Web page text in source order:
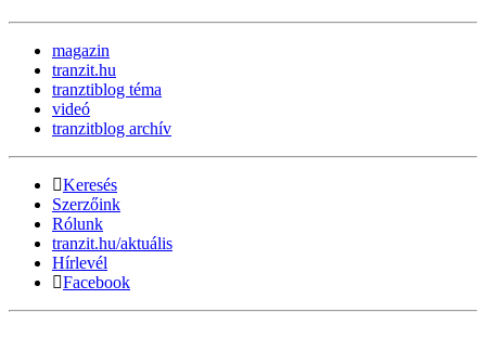
magazin
tranzit.hu
tranztiblog téma
videó
tranzitblog archív
Keresés
Szerzőink
Rólunk
tranzit.hu/aktuális
Hírlevél
Facebook